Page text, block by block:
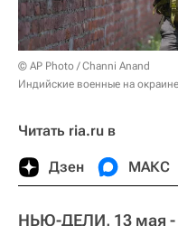
© AP Photo / Channi Anand
Индийские военные на
Читать ria.ru в
Дзен МАКС
НЬЮ-ДЕЛИ, 13 мая -